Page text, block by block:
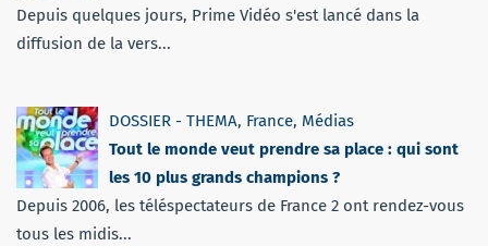
Depuis quelques jours, Prime Vidéo s'est lancé dans la
diffusion de la vers...
DOSSIER - THEMA, France, Médias
Tout le monde veut prendre sa place : qui sont
les 10 plus grands champions ?
Depuis 2006, les téléspectateurs de France 2 ont rendez-vous
tous les midis...